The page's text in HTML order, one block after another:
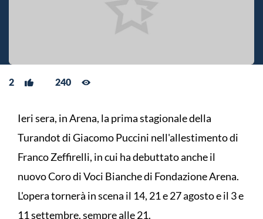
2 240
Ieri sera, in Arena, la prima stagionale della
Turandot di Giacomo Puccini nell'allestimento di
Franco Zeffirelli, in cui ha debuttato anche il
nuovo Coro di Voci Bianche di Fondazione Arena.
L'opera tornerà in scena il 14, 21 e 27 agosto e il 3 e
11 settembre, sempre alle 21.